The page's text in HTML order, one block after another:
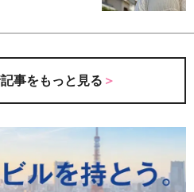
事をもっと見る